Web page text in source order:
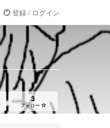
登録 / ログイン
3
フォロー